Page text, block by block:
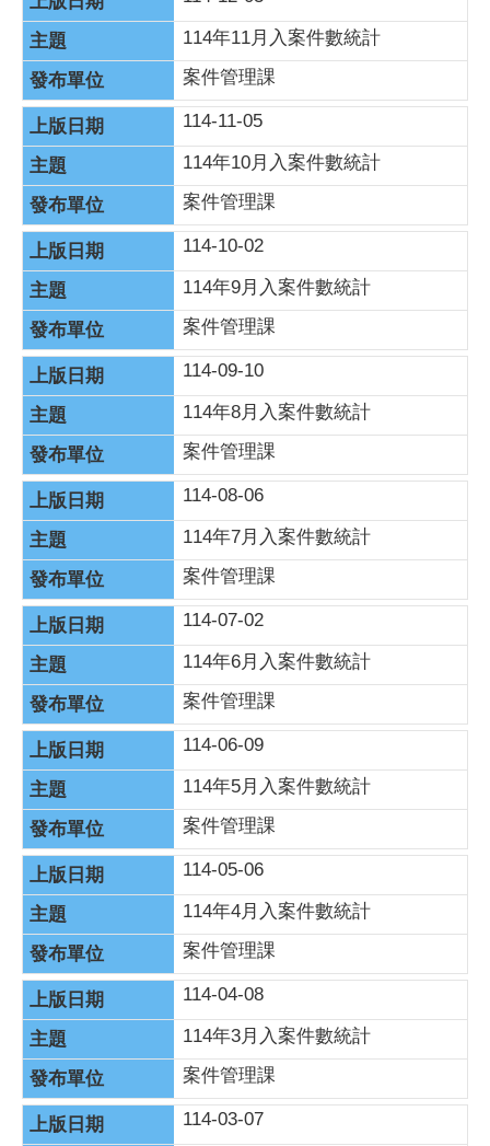
114年11月入案件數統計
案件管理課
114-11-05
114年10月入案件數統計
案件管理課
114-10-02
114年9月入案件數統計
案件管理課
114-09-10
114年8月入案件數統計
案件管理課
114-08-06
114年7月入案件數統計
案件管理課
114-07-02
114年6月入案件數統計
案件管理課
114-06-09
114年5月入案件數統計
案件管理課
114-05-06
114年4月入案件數統計
案件管理課
114-04-08
114年3月入案件數統計
案件管理課
114-03-07